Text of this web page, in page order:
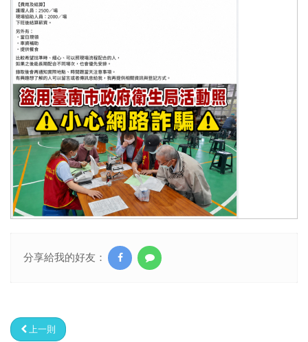
分享給我的好友：
上一則